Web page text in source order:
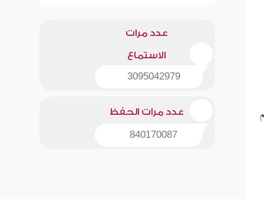
عدد مرات
الاستماع
3095042979
عدد مرات الحفظ
840170087